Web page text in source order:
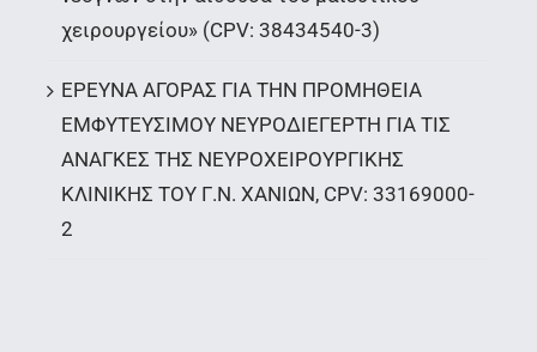
χειρουργείου» (CPV: 38434540-3)
ΕΡΕΥΝΑ ΑΓΟΡΑΣ ΓΙΑ ΤΗΝ ΠΡΟΜΗΘΕΙΑ
ΕΜΦΥΤΕΥΣΙΜΟΥ ΝΕΥΡΟΔΙΕΓΕΡΤΗ ΓΙΑ ΤΙΣ
ΑΝΑΓΚΕΣ ΤΗΣ ΝΕΥΡΟΧΕΙΡΟΥΡΓΙΚΗΣ
ΚΛΙΝΙΚΗΣ ΤΟΥ Γ.Ν. ΧΑΝΙΩΝ, CPV: 33169000-
2